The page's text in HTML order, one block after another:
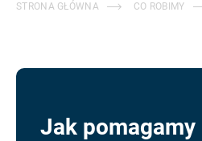
STRONA GŁÓWNA CO ROBIMY
Jak pomagamy